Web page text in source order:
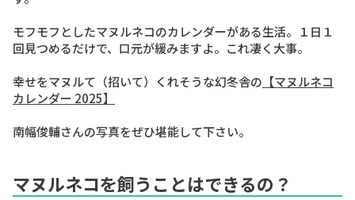
モフモフとしたマヌルネコのカレンダーがある生活。１日１
回見つめるだけで、口元が緩みますよ。これ凄く大事。
幸せをマヌルて（招いて）くれそうな幻冬舎の 【マヌルネコ
カレンダー 2025】
南幅俊輔さんの写真をぜひ堪能して下さい。
マヌルネコを飼うことはできるの？